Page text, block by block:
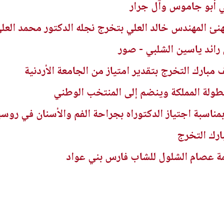
أبو جاموس وآل جرار
المهندس خالد العلي بتخرج نجله الدكتور محمد
ياسين الشلبي - صور
التخرج بتقدير امتياز من الجامعة الأردنية
المملكة وينضم إلى المنتخب الوطني
اجتياز الدكتوراه بجراحة الفم والأسنان في
التخرج
عصام الشلول للشاب فارس بني عواد